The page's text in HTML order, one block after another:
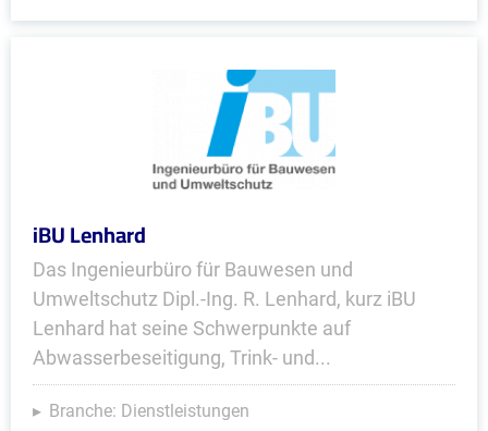
iBU Lenhard
Das Ingenieurbüro für Bauwesen und
Umweltschutz Dipl.-Ing. R. Lenhard, kurz iBU
Lenhard hat seine Schwerpunkte auf
Abwasserbeseitigung, Trink- und...
Branche: Dienstleistungen